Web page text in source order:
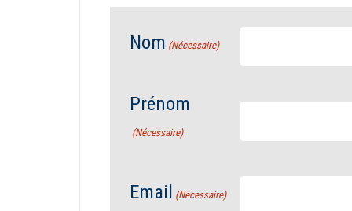
Nom (Nécessaire)
Prénom
(Nécessaire)
Email (Nécessaire)